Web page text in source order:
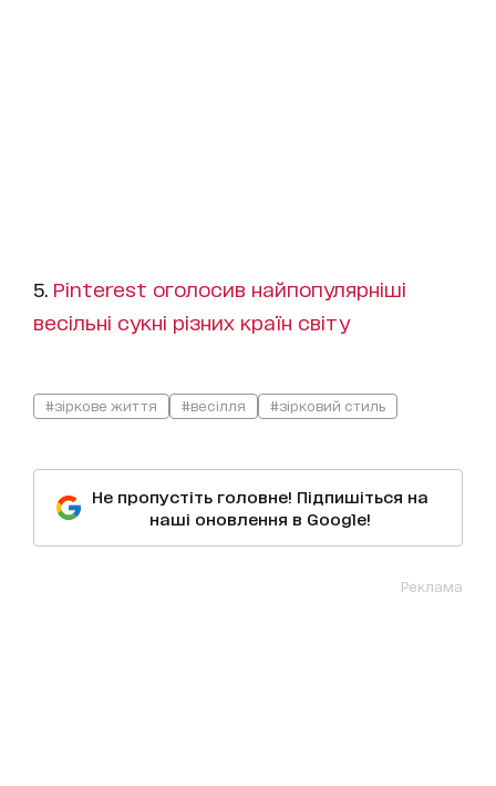
5. Pinterest оголосив найпопулярніші
весільні сукні різних країн світу
#зіркове життя #весілля #зірковий стиль
Не пропустіть головне! Підпишіться на
наші оновлення в Google!
Реклама